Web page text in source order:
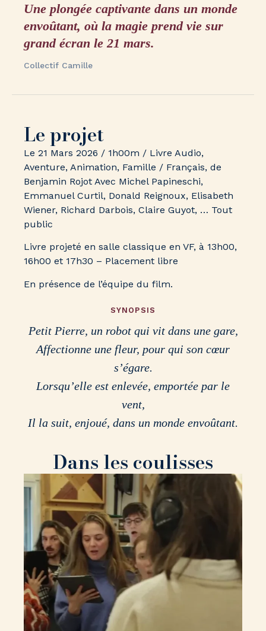
Une plongée captivante dans un monde
envoûtant, où la magie prend vie sur
grand écran le 21 mars.
Collectif Camille
Le projet
Le 21 Mars 2026 / 1h00m / Livre Audio,
Aventure, Animation, Famille / Français, de
Benjamin Rojot Avec Michel Papineschi,
Emmanuel Curtil, Donald Reignoux, Elisabeth
Wiener, Richard Darbois, Claire Guyot, … Tout
public
Livre projeté en salle classique en VF, à 13h00,
16h00 et 17h30 – Placement libre
En présence de l’équipe du film.
SYNOPSIS
Petit Pierre, un robot qui vit dans une gare,
Affectionne une fleur, pour qui son cœur
s’égare.
Lorsqu’elle est enlevée, emportée par le
vent,
Il la suit, enjoué, dans un monde envoûtant.
Dans les coulisses